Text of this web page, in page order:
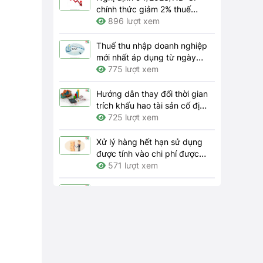
chính thức giảm 2% thuế
GTGT 2024
896 lượt xem
Thuế thu nhập doanh nghiệp
mới nhất áp dụng từ ngày
01/7/2023
775 lượt xem
Hướng dẫn thay đổi thời gian
trích khấu hao tài sản cố định
theo quy định hiện hành như
725 lượt xem
Xử lý hàng hết hạn sử dụng
được tính vào chi phí được
trừ khi tính thuế thu nhập
571 lượt xem